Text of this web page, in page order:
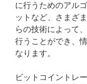
に行うためのアル
ットなど、さまざ
らの技術によって
行うことができ、
なります。
ビットコイントレ